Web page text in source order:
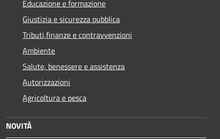
Educazione e formazione
Giustizia e sicurezza pubblica
Tributi,finanze e contravvenzioni
Ambiente
Salute, benessere e assistenza
Autorizzazioni
Agricoltura e pesca
NOVITÀ